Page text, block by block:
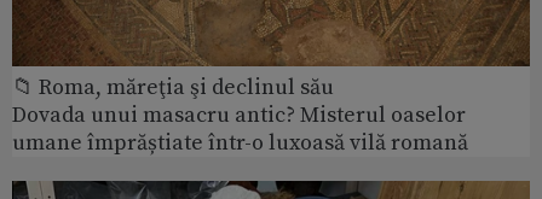
📁 Roma, măreţia şi declinul său
Dovada unui masacru antic? Misterul oaselor
umane împrăștiate într-o luxoasă vilă romană